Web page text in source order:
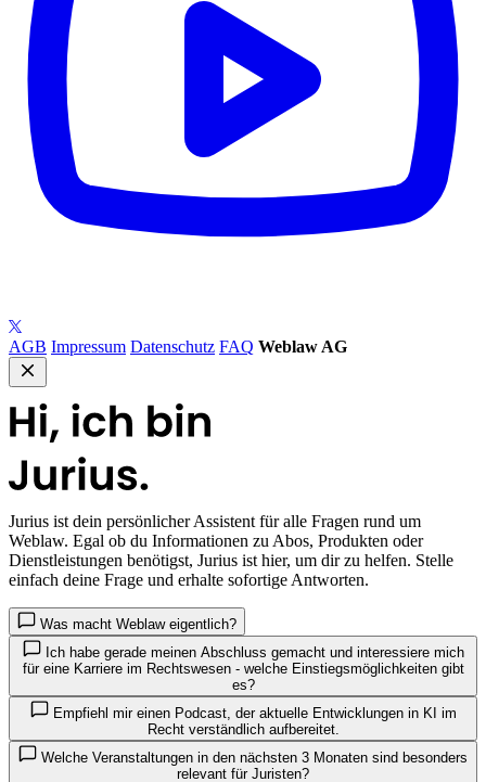
AGB Impressum Datenschutz FAQ Weblaw AG
Jurius ist dein persönlicher Assistent für alle Fragen rund um
Weblaw. Egal ob du Informationen zu Abos, Produkten oder
Dienstleistungen benötigst, Jurius ist hier, um dir zu helfen. Stelle
einfach deine Frage und erhalte sofortige Antworten.
Was macht Weblaw eigentlich?
Ich habe gerade meinen Abschluss gemacht und interessiere mich
für eine Karriere im Rechtswesen - welche Einstiegsmöglichkeiten gibt
es?
Empfiehl mir einen Podcast, der aktuelle Entwicklungen in KI im
Recht verständlich aufbereitet.
relevant für Juristen?